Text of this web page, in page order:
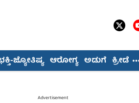
ಜ್ಯೋತಿಷ್ಯ ಆರೋಗ್ಯ ಅಡುಗೆ ಕ್ರೀಡೆ
Advertisement